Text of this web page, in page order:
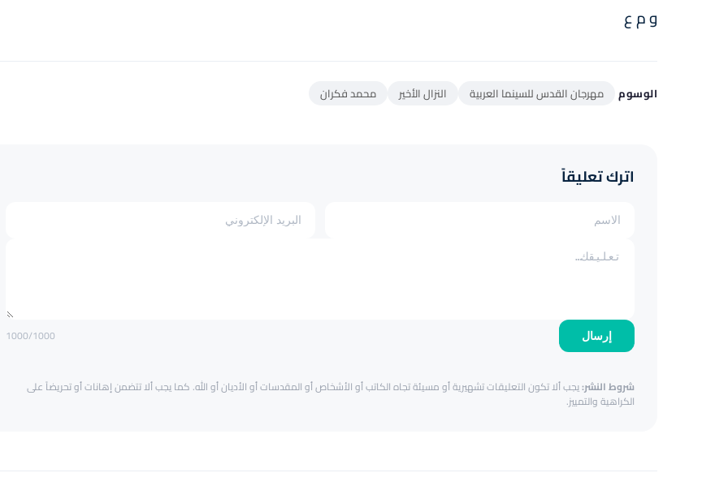
و م ع
الوسوم مهرجان القدس للسينما العربية النزال الأخير محمد فكران
اترك تعليقاً
إرسال 1000/1000
شروط النشر:يجب ألا تكون التعليقات تشهيرية أو مسيئة تجاه الكاتب أو الأشخاص أو المقدسات أو الأديان أو الله. كما يجب ألا تتضمن إهانات أو تحريضاً على
الكراهية والتمييز.